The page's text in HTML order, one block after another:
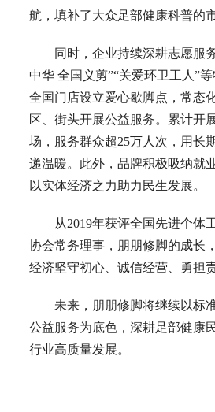
航，填补了大众足部健康科普的
同时，企业持续深耕志愿服
中华 全国义剪”“关爱环卫工人”
全国门店设立爱心歇脚点，常态
区、街头开展公益服务。累计开
场，服务群众超25万人次，用长
递温暖。此外，品牌积极吸纳就
以实体经济之力助力民生发展。
从2019年获评全国先进个体
协会常务理事，朋朋修脚的成长
经济坚守初心、诚信经营、勇担
未来，朋朋修脚将继续以标
公益服务为底色，深耕足部健康
行业高质量发展。